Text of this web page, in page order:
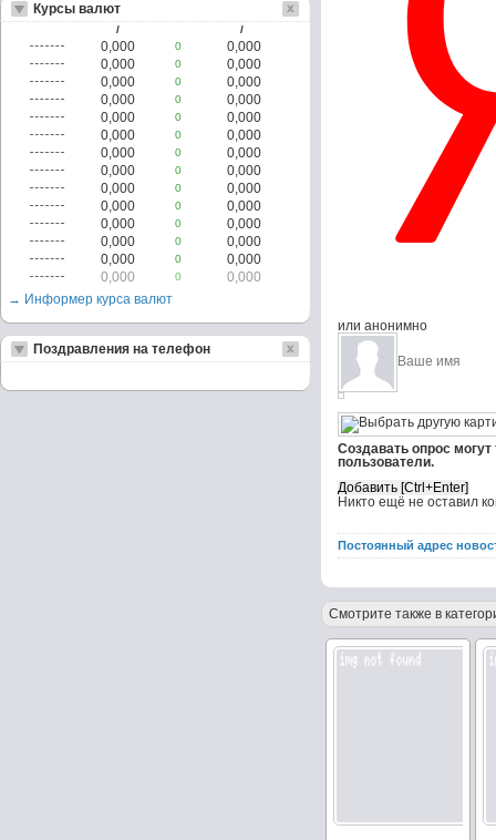
или анонимно
Создавать опрос
пользователи.
Никто ещё не оставил
Постоянный адрес
Смотрите также в
Курсы валют
/ /
0,000 0
0,000
0,000
0
0,000
0,000
0
0,000
0,000
0
0,000
0,000
0
0,000
0,000
0
0,000
0,000
0
0,000
0,000
0
0,000
0,000
0
0,000
0,000
0
0,000
0,000
0
0,000
0,000
0
0,000
0,000
0
0,000
0,000
0
0,000
→ Информер курса валют
Поздравления на телефон